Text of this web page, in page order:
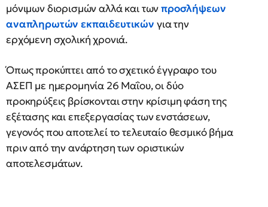
μόνιμων διορισμών αλλά και τωνπροσλήψεων
αναπληρωτών εκπαιδευτικών για την
ερχόμενη σχολική χρονιά.
Όπως προκύπτει από το σχετικό έγγραφο του
ΑΣΕΠ με ημερομηνία 26 Μαΐου, οι δύο
προκηρύξεις βρίσκονται στην κρίσιμη φάση της
εξέτασης και επεξεργασίας των ενστάσεων,
γεγονός που αποτελεί το τελευταίο θεσμικό βήμα
πριν από την ανάρτηση των οριστικών
αποτελεσμάτων.